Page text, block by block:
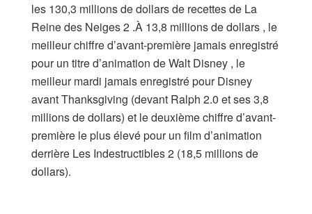
les 130,3 millions de dollars de recettes de La
Reine des Neiges 2 .À 13,8 millions de dollars , le
meilleur chiffre d’avant-première jamais enregistré
pour un titre d’animation de Walt Disney , le
meilleur mardi jamais enregistré pour Disney
avant Thanksgiving (devant Ralph 2.0 et ses 3,8
millions de dollars) et le deuxième chiffre d’avant-
première le plus élevé pour un film d’animation
derrière Les Indestructibles 2 (18,5 millions de
dollars).